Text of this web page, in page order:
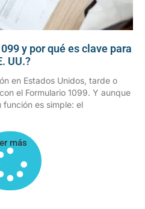
y por qué es clave para
UU.?
en Estados Unidos, tarde o
el Formulario 1099. Y aunque
es simple: el
más